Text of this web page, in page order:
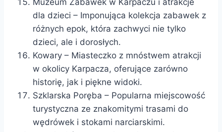
dla dzieci – Imponująca kolekcja zabawek z
różnych epok, która zachwyci nie tylko
dzieci, ale i dorosłych.
Kowary – Miasteczko z mnóstwem atrakcji
w okolicy Karpacza, oferujące zarówno
historię, jak i piękne widoki.
Szklarska Poręba – Popularna miejscowość
turystyczna ze znakomitymi trasami do
wędrówek i stokami narciarskimi.